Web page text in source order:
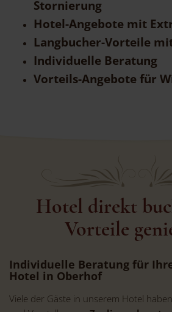
Stornierung
Hotel-Angebote mit
Langbucher-Vorteile
Individuelle Beratung
Vorteils-Angebote für
Hotel direkt
Vorteile
Individuelle Beratung für
Hotel in Oberhof
Viele der Gäste in unserem Hotel